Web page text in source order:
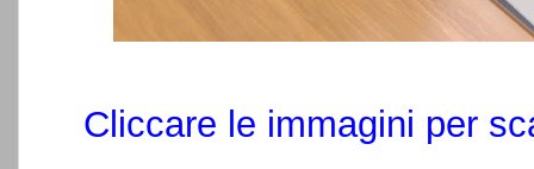
Cliccare le immagini per